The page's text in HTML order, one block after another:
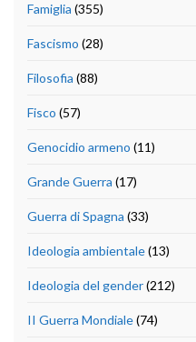
Famiglia (355)
Fascismo (28)
Filosofia (88)
Fisco (57)
Genocidio armeno (11)
Grande Guerra (17)
Guerra di Spagna (33)
Ideologia ambientale(13)
Ideologia del gender(212)
II Guerra Mondiale(74)